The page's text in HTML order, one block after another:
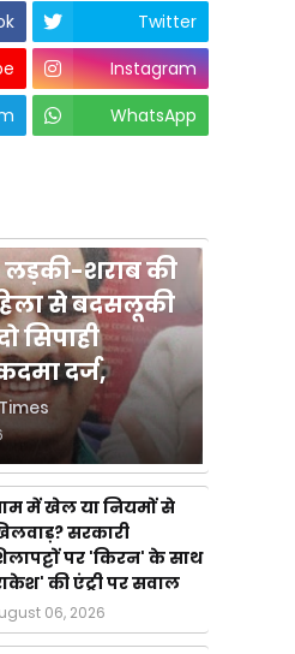
Twitter
Instagram
WhatsApp
लड़की-शराब की
से बदसलूकी
सिपाही
दर्ज,
में खेल या नियमों से
सरकारी
पर 'किरन' के साथ
की एंट्री पर सवाल
06, 2026